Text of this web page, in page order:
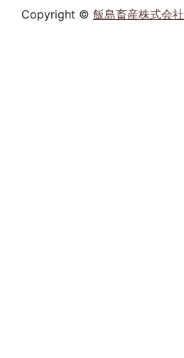
Copyright © 飯島畜産株式会社